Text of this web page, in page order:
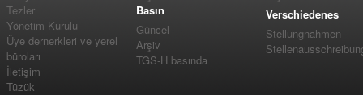
Tezler
Yönetim Kurulu
Üye dernerkleri ve yerel
büroları
İletişim
Tüzük
Basın
Güncel
Arşiv
TGS-H basında
Verschiedenes
Stellungnahmen